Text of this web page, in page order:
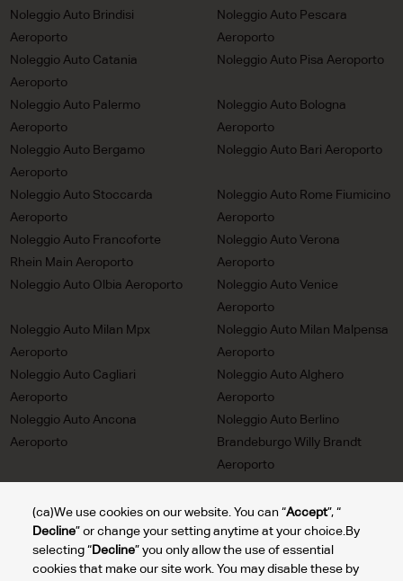
(ca)We use cookies on our website. You can “Accept”, “
Decline” or change your setting anytime at your choice.By
selecting “ Decline” you only allow the use of essential
cookies that make our site work. You may disable these by
Noleggio Auto Brindisi
Aeroporto
Noleggio Auto Pescara
Aeroporto
Noleggio Auto Catania
Aeroporto
Noleggio Auto Pisa Aeroporto
Noleggio Auto Palermo
Aeroporto
Noleggio Auto Bologna
Aeroporto
Noleggio Auto Bergamo
Aeroporto
Noleggio Auto Bari Aeroporto
Noleggio Auto Stoccarda
Aeroporto
Noleggio Auto Rome Fiumicino
Aeroporto
Noleggio Auto Francoforte
Rhein Main Aeroporto
Noleggio Auto Verona
Aeroporto
Noleggio Auto Olbia Aeroporto
Noleggio Auto Venice
Aeroporto
Noleggio Auto Milan Mpx
Aeroporto
Noleggio Auto Milan Malpensa
Aeroporto
Noleggio Auto Cagliari
Aeroporto
Noleggio Auto Alghero
Aeroporto
Noleggio Auto Ancona
Aeroporto
Noleggio Auto Berlino
Brandeburgo Willy Brandt
Aeroporto
Aeroporto
Aeroporto
Noleggio Auto Turin Aeroporto
Noleggio Auto Lione Saint
Exupery Aeroporto
Noleggio Auto Bolzano
Noleggio Auto Reggio Calabria